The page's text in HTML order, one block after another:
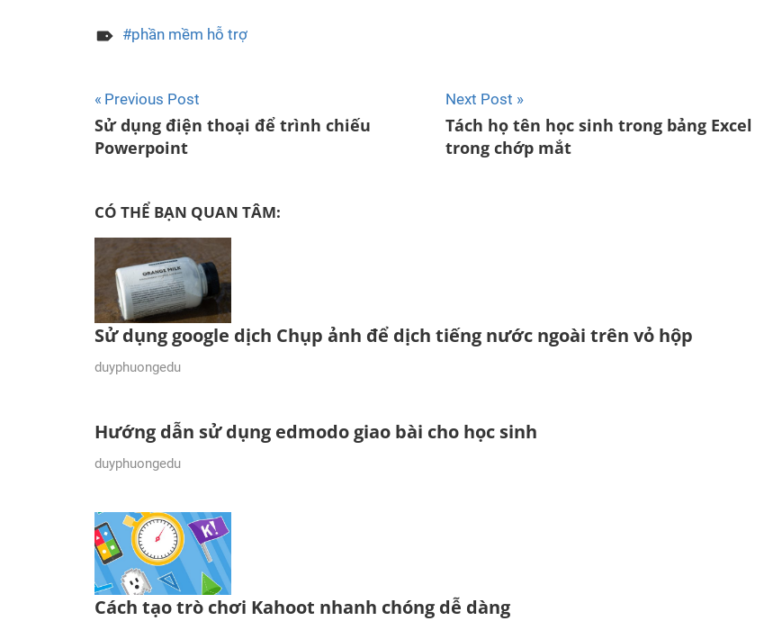
phần mềm hỗ trợ
Post
navigation
Previous Post
Sử dụng điện thoại để trình chiếu
Powerpoint
Next Post
Tách họ tên học sinh trong bảng Excel
trong chớp mắt
CÓ THỂ BẠN QUAN TÂM:
Sử dụng google dịch Chụp ảnh để dịch tiếng nước ngoài trên vỏ hộp
15/12/2018
duyphuongedu
Hướng dẫn sử dụng edmodo giao bài cho học sinh
07/10/2018
duyphuongedu
Cách tạo trò chơi Kahoot nhanh chóng dễ dàng